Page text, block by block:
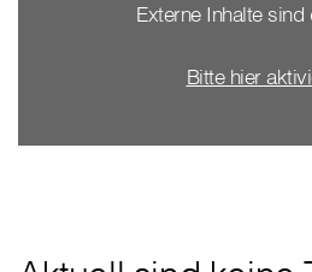
Externe Inhalte sind
Bitte hier